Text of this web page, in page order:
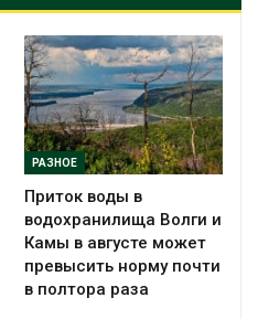
РАЗНОЕ
Приток воды в
водохранилища Волги и
Камы в августе может
превысить норму почти
в полтора раза